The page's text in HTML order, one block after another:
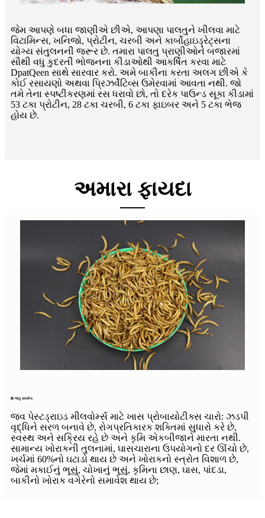
જેમ આપણે બધા જાણીએ છીએ, આપણા પાલતુને ખીલવા માટે
વિટામિન્સ, ખનિજો, પ્રોટીન, ચરબી અને કાર્બોહાઇડ્રેટ્સના
યોગ્ય સંતુલનની જરૂર છે. તમારા પાલતુ પ્રાણીઓને બજારમાં
સૌથી વધુ કુદરતી ભોજનના કીડાઓથી આકર્ષિત કરવા માટે
DpatQeen સાથે સારવાર કરો. અમે બાકીના કરતા અલગ છીએ કે
કોઈ રસાયણો અથવા પ્રિઝર્વેટિવ્સ ઉમેરવામાં આવતા નથી. જો
તમે તેના સ્પષ્ટીકરણમાં રસ ધરાવો છો, તો દરેક પાઉન્ડ સૂકા કીડામાં
53 ટકા પ્રોટીન, 28 ટકા ચરબી, 6 ટકા ફાઇબર અને 5 ટકા ભેજ
હોય ​​છે.
અમારા ફાયદા
✪ જંતુ સંવર્ધન:
જવ પેસ્ટડ્રાઇડ મીલવોર્મ્સ માટે ખાસ પ્રોબાયોટીક્સ ચારો: ઝડપી
વૃદ્ધિને સરળ બનાવે છે, રોગપ્રતિકારક શક્તિમાં સુધારો કરે છે,
સ્વસ્થ અને સક્રિય રહે છે અને કૃમિ એકબીજાને મારતા નથી.
સામાન્ય ખોરાકની તુલનામાં, ઘાસચારાના ઉપયોગનો દર ઊંચો છે,
ખર્ચમાં 60%નો ઘટાડો થાય છે અને ખોરાકનો સ્ત્રોત વિશાળ છે,
જેમાં મકાઈનું ભૂસું, ચોખાનું ભૂસું, કૃમિના છાણ, ઘાસ, પાંદડા,
બાકીનો ખોરાક વગેરેનો સમાવેશ થાય છે;